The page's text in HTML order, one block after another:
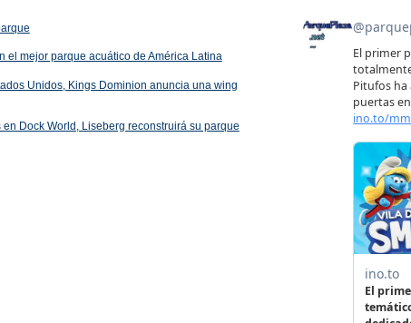
el mejor parque acuático de América Latina
Unidos, Kings Dominion anuncia una wing
Dock World, Liseberg reconstruirá su parque